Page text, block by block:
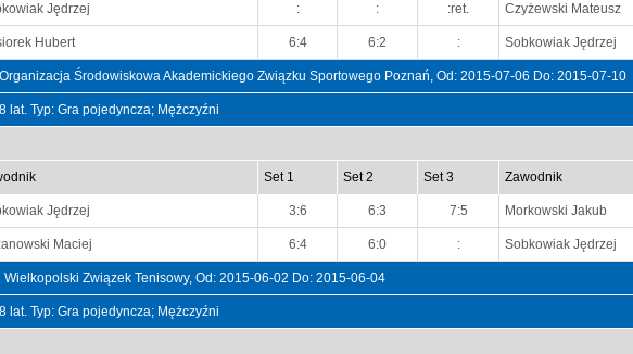
Jędrzej : : :ret. Czyżewski Mateusz
Hubert 6:4 6:2 : Sobkowiak Jędrzej
Środowiskowa Akademickiego Związku Sportowego Poznań, Od: 2015-07-06 Do: 2015-07-10
lat. Typ: Gra pojedyncza; Mężczyźni
Set 1 Set 2 Set 3 Zawodnik
Jędrzej 3:6 6:3 7:5 Morkowski Jakub
Maciej 6:4 6:0 : Sobkowiak Jędrzej
Związek Tenisowy, Od: 2015-06-02 Do: 2015-06-04
lat. Typ: Gra pojedyncza; Mężczyźni